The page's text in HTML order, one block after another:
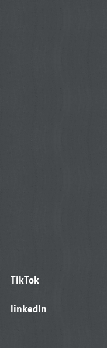
TikTok
linkedIn